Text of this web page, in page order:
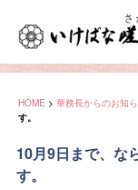
HOME > 華務長からのお知
す。
10月9日まで、な
す。